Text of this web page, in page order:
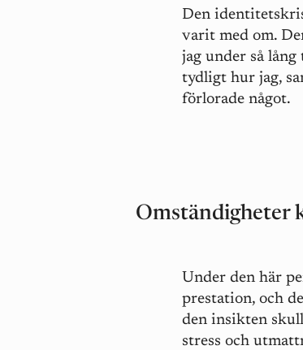
Den
varit med om.
jag under så
tydligt hur jag,
förlorade något.
Omständigheter
Under den här
prestation, och
den insikten
stress och